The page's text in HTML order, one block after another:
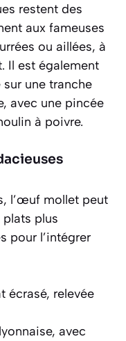
restent des
aux fameuses
ou aillées, à
Il est également
une tranche
avec une pincée
à poivre.
l’œuf mollet peut
plus
pour l’intégrer
écrasé, relevée
avec